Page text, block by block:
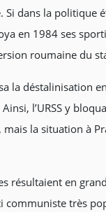
Si dans la politique
en 1984 ses
roumaine du
la déstalinisation
l’URSS y
la situation à
résultaient en
très